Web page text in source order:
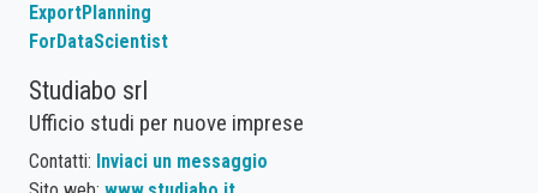
ExportPlanning
ForDataScientist
Studiabo srl
Ufficio studi per nuove imprese
Contatti: Inviaci un messaggio